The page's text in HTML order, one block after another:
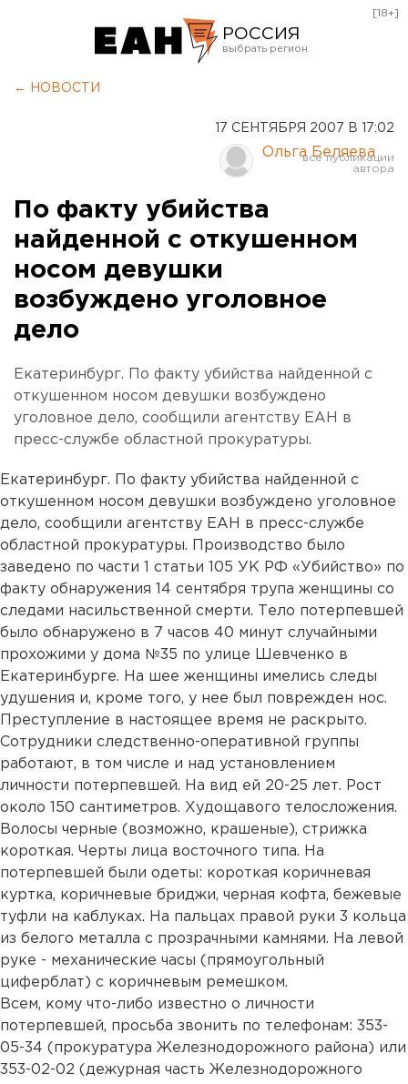
РОССИЯ
Курган
Оренбург
[18+]
← НОВОСТИ
17 СЕНТЯБРЯ 2007 В 17:02
Ольга Беляева
По факту убийства
найденной с откушенном
носом девушки
возбуждено уголовное
дело
Екатеринбург. По факту убийства найденной с
откушенном носом девушки возбуждено
уголовное дело, сообщили агентству ЕАН в
пресс-службе областной прокуратуры.
Екатеринбург. По факту убийства найденной с
откушенном носом девушки возбуждено уголовное
дело, сообщили агентству ЕАН в пресс-службе
областной прокуратуры. Производство было
заведено по части 1 статьи 105 УК РФ «Убийство» по
факту обнаружения 14 сентября трупа женщины со
следами насильственной смерти. Тело потерпевшей
было обнаружено в 7 часов 40 минут случайными
прохожими у дома №35 по улице Шевченко в
Екатеринбурге. На шее женщины имелись следы
удушения и, кроме того, у нее был поврежден нос.
Преступление в настоящее время не раскрыто.
Сотрудники следственно-оперативной группы
работают, в том числе и над установлением
личности потерпевшей. На вид ей 20-25 лет. Рост
около 150 сантиметров. Худощавого телосложения.
Волосы черные (возможно, крашеные), стрижка
короткая. Черты лица восточного типа. На
потерпевшей были одеты: короткая коричневая
куртка, коричневые бриджи, черная кофта, бежевые
туфли на каблуках. На пальцах правой руки 3 кольца
из белого металла с прозрачными камнями. На левой
руке - механические часы (прямоугольный
циферблат) с коричневым ремешком.
Всем, кому что-либо известно о личности
потерпевшей, просьба звонить по телефонам: 353-
05-34 (прокуратура Железнодорожного района) или
353-02-02 (дежурная часть Железнодорожного